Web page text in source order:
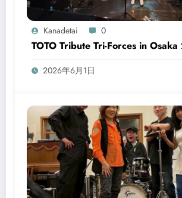
Kanadetai 0
TOTO Tribute Tri-Forces in
2026年6月1日